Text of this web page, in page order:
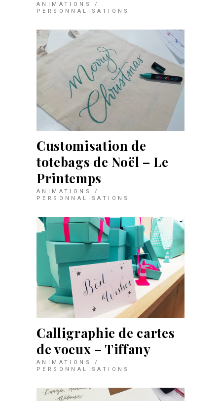
ANIMATIONS /
PERSONNALISATIONS
Customisation de
totebags de Noël – Le
Printemps
ANIMATIONS /
PERSONNALISATIONS
Calligraphie de cartes
de voeux – Tiffany
ANIMATIONS /
PERSONNALISATIONS